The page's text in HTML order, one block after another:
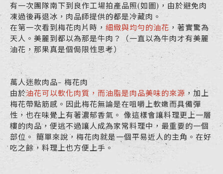
有一次團隊南下到良作工場拍產品照(如圖)，由於避免肉
凍過後再退冰，肉品師提供的都是冷藏肉。
在第一次看到梅花肉片時， 細緻與均勻的油花 ，著實驚為
天人。美麗到都以為那是牛肉？（一直以為牛肉才有美麗
油花，那果真是個侷限性思考）
萬人迷款肉品- 梅花肉
由於油花可以軟化肉質，而油脂是肉品美味的來源 ，加上
梅花帶點筋感。因此梅花無論是在咀嚼上軟嫩而具備彈
性，也在味覺上有著濃郁香氣。 像這樣會讓料理更上一層
樓的肉品，便逃不過讓人成為家常料理中，最重要的一個
部位。 簡單來說，梅花肉就是一個平易近人的主角。在好
吃之餘，料理上也方便上手。